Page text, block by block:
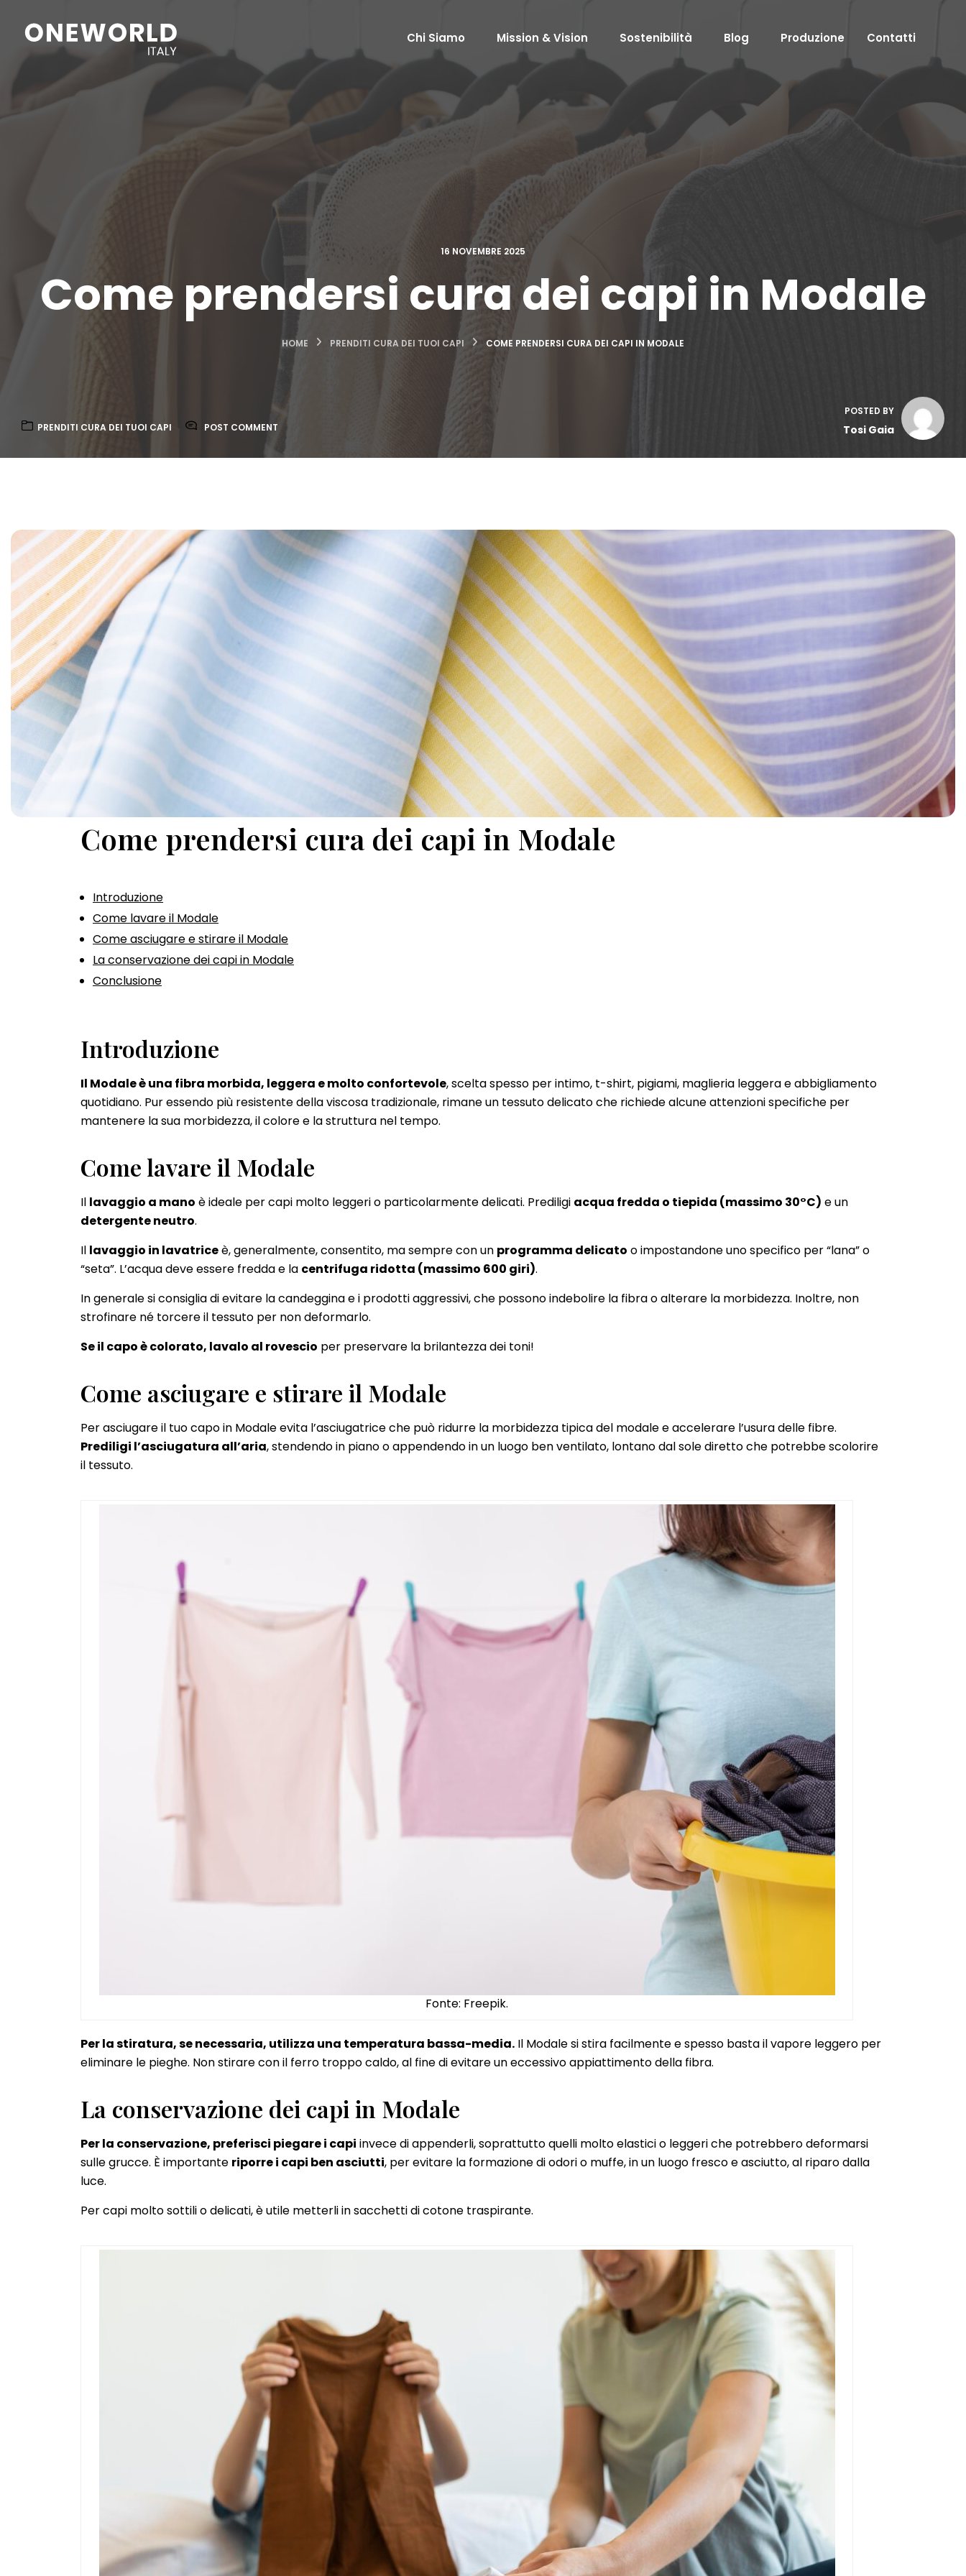
Chi Siamo Mission & Vision Sostenibilità Blog Produzione Contatti
16 NOVEMBRE 2025
Come prendersi cura dei capi in Modale
HOME PRENDITI CURA DEI TUOI CAPI COME PRENDERSI CURA DEI CAPI IN MODALE
PRENDITI CURA DEI TUOI CAPI POST COMMENT
POSTED BY
Tosi Gaia
Come prendersi cura dei capi in Modale
Introduzione
Come lavare il Modale
Come asciugare e stirare il Modale
La conservazione dei capi in Modale
Conclusione
Introduzione
Il Modale è una fibra morbida, leggera e molto confortevole, scelta spesso per intimo, t-shirt, pigiami, maglieria leggera e abbigliamento
quotidiano. Pur essendo più resistente della viscosa tradizionale, rimane un tessuto delicato che richiede alcune attenzioni specifiche per
mantenere la sua morbidezza, il colore e la struttura nel tempo.
Come lavare il Modale
Il lavaggio a mano è ideale per capi molto leggeri o particolarmente delicati. Prediligi acqua fredda o tiepida (massimo 30°C) e un
detergente neutro.
Il lavaggio in lavatriceè, generalmente, consentito, ma sempre con un programma delicato o impostandone uno specifico per “lana” o
“seta”. L’acqua deve essere fredda e la centrifuga ridotta (massimo 600 giri).
In generale si consiglia di evitare la candeggina e i prodotti aggressivi, che possono indebolire la fibra o alterare la morbidezza. Inoltre, non
strofinare né torcere il tessuto per non deformarlo.
Se il capo è colorato, lavalo al rovescio per preservare la brilantezza dei toni!
Come asciugare e stirare il Modale
Per asciugare il tuo capo in Modale evita l’asciugatrice che può ridurre la morbidezza tipica del modale e accelerare l’usura delle fibre.
Prediligi l’asciugatura all’aria, stendendo in piano o appendendo in un luogo ben ventilato, lontano dal sole diretto che potrebbe scolorire
il tessuto.
Fonte: Freepik.
Per la stiratura, se necessaria, utilizza una temperatura bassa-media. Il Modale si stira facilmente e spesso basta il vapore leggero per
eliminare le pieghe. Non stirare con il ferro troppo caldo, al fine di evitare un eccessivo appiattimento della fibra.
La conservazione dei capi in Modale
Per la conservazione, preferisci piegare i capi invece di appenderli, soprattutto quelli molto elastici o leggeri che potrebbero deformarsi
sulle grucce. È importante riporre i capi ben asciutti, per evitare la formazione di odori o muffe, in un luogo fresco e asciutto, al riparo dalla
luce.
Per capi molto sottili o delicati, è utile metterli in sacchetti di cotone traspirante.